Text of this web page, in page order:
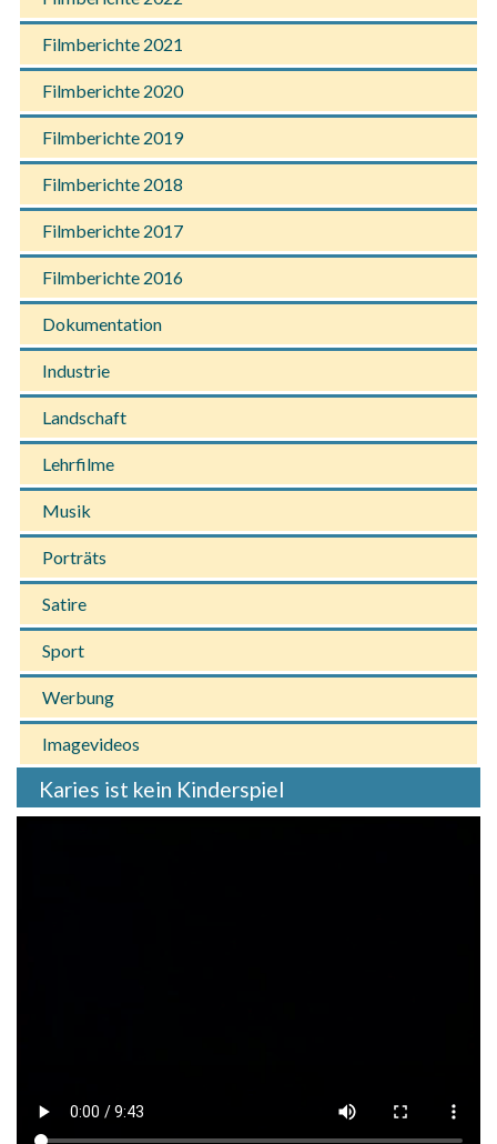
Filmberichte 2021
Filmberichte 2020
Filmberichte 2019
Filmberichte 2018
Filmberichte 2017
Filmberichte 2016
Dokumentation
Industrie
Landschaft
Lehrfilme
Musik
Porträts
Satire
Sport
Werbung
Imagevideos
Karies ist kein Kinderspiel